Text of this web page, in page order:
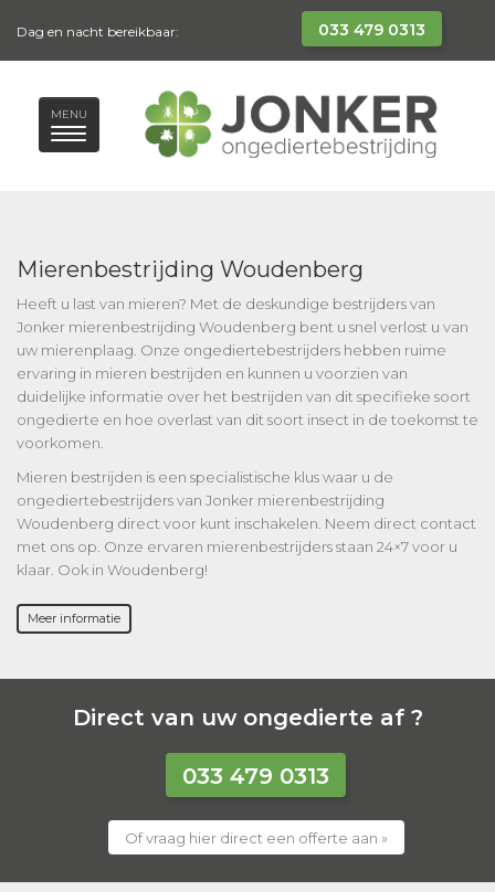
Dag en nacht bereikbaar: 033 479 0313
MENU
Mierenbestrijding Woudenberg
Heeft u last van mieren? Met de deskundige bestrijders van
Jonker mierenbestrijding Woudenberg bent u snel verlost u van
uw mierenplaag. Onze ongediertebestrijders hebben ruime
ervaring in mieren bestrijden en kunnen u voorzien van
duidelijke informatie over het bestrijden van dit specifieke soort
ongedierte en hoe overlast van dit soort insect in de toekomst te
voorkomen.
Mieren bestrijden is een specialistische klus waar u de
ongediertebestrijders van Jonker mierenbestrijding
Woudenberg direct voor kunt inschakelen. Neem direct contact
met ons op. Onze ervaren mierenbestrijders staan 24×7 voor u
klaar. Ook in Woudenberg!
Meer informatie
Direct van uw ongedierte af ?
033 479 0313
Of vraag hier direct een offerte aan »